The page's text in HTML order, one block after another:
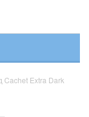
Cachet Extra Dark